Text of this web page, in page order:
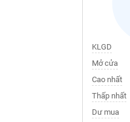
KLGD
Mở cửa
Cao nhất
Thấp nhất
Dư mua